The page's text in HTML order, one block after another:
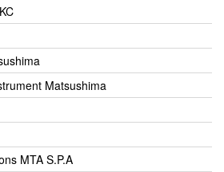
Matsushima
MTA S.P.A